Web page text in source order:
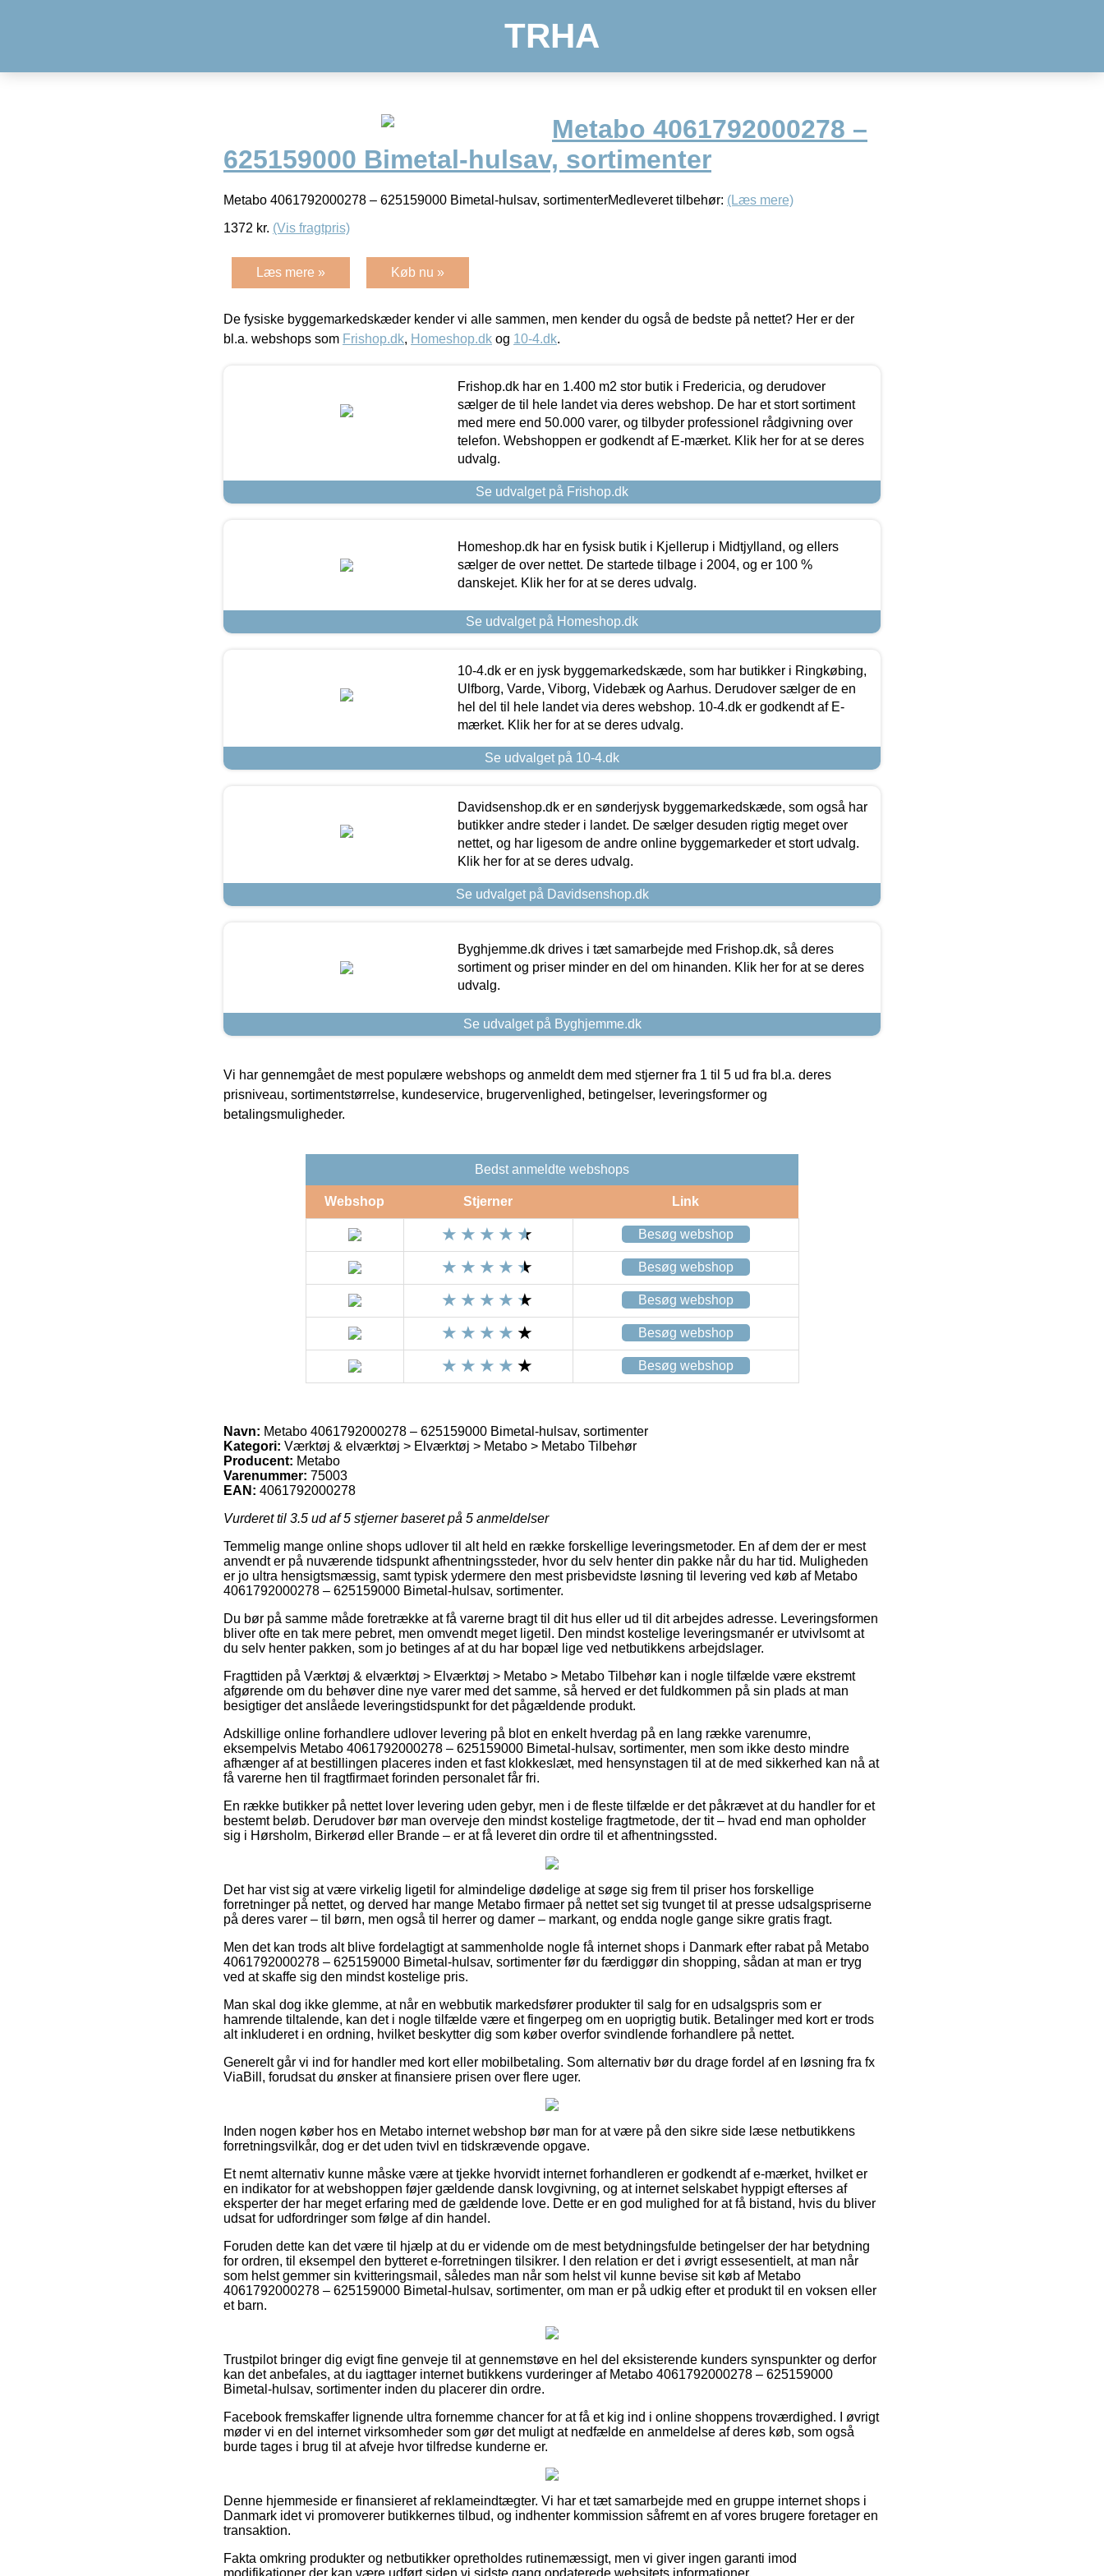
TRHA
Metabo 4061792000278 –
625159000 Bimetal-hulsav, sortimenter
Metabo 4061792000278 – 625159000 Bimetal-hulsav, sortimenterMedleveret tilbehør: (Læs mere)
1372 kr. (Vis fragtpris)
Læs mere » Køb nu »
De fysiske byggemarkedskæder kender vi alle sammen, men kender du også de bedste på nettet? Her er der
bl.a. webshops som Frishop.dk, Homeshop.dk og 10-4.dk.
Frishop.dk har en 1.400 m2 stor butik i Fredericia, og derudover
sælger de til hele landet via deres webshop. De har et stort sortiment
med mere end 50.000 varer, og tilbyder professionel rådgivning over
telefon. Webshoppen er godkendt af E-mærket. Klik her for at se deres
udvalg.
Se udvalget på Frishop.dk
Homeshop.dk har en fysisk butik i Kjellerup i Midtjylland, og ellers
sælger de over nettet. De startede tilbage i 2004, og er 100 %
danskejet. Klik her for at se deres udvalg.
Se udvalget på Homeshop.dk
10-4.dk er en jysk byggemarkedskæde, som har butikker i Ringkøbing,
Ulfborg, Varde, Viborg, Videbæk og Aarhus. Derudover sælger de en
hel del til hele landet via deres webshop. 10-4.dk er godkendt af E-
mærket. Klik her for at se deres udvalg.
Se udvalget på 10-4.dk
Davidsenshop.dk er en sønderjysk byggemarkedskæde, som også har
butikker andre steder i landet. De sælger desuden rigtig meget over
nettet, og har ligesom de andre online byggemarkeder et stort udvalg.
Klik her for at se deres udvalg.
Se udvalget på Davidsenshop.dk
Byghjemme.dk drives i tæt samarbejde med Frishop.dk, så deres
sortiment og priser minder en del om hinanden. Klik her for at se deres
udvalg.
Se udvalget på Byghjemme.dk
Vi har gennemgået de mest populære webshops og anmeldt dem med stjerner fra 1 til 5 ud fra bl.a. deres
prisniveau, sortimentstørrelse, kundeservice, brugervenlighed, betingelser, leveringsformer og
betalingsmuligheder.
Bedst anmeldte webshops
Webshop Stjerner Link
Besøg webshop
Besøg webshop
Besøg webshop
Besøg webshop
Besøg webshop
Navn: Metabo 4061792000278 – 625159000 Bimetal-hulsav, sortimenter
Kategori: Værktøj & elværktøj > Elværktøj > Metabo > Metabo Tilbehør
Producent: Metabo
Varenummer: 75003
EAN: 4061792000278
Vurderet til 3.5 ud af 5 stjerner baseret på 5 anmeldelser
Temmelig mange online shops udlover til alt held en række forskellige leveringsmetoder. En af dem der er mest
anvendt er på nuværende tidspunkt afhentningssteder, hvor du selv henter din pakke når du har tid. Muligheden
er jo ultra hensigtsmæssig, samt typisk ydermere den mest prisbevidste løsning til levering ved køb af Metabo
4061792000278 – 625159000 Bimetal-hulsav, sortimenter.
Du bør på samme måde foretrække at få varerne bragt til dit hus eller ud til dit arbejdes adresse. Leveringsformen
bliver ofte en tak mere pebret, men omvendt meget ligetil. Den mindst kostelige leveringsmanér er utvivlsomt at
du selv henter pakken, som jo betinges af at du har bopæl lige ved netbutikkens arbejdslager.
Fragttiden på Værktøj & elværktøj > Elværktøj > Metabo > Metabo Tilbehør kan i nogle tilfælde være ekstremt
afgørende om du behøver dine nye varer med det samme, så herved er det fuldkommen på sin plads at man
besigtiger det anslåede leveringstidspunkt for det pågældende produkt.
Adskillige online forhandlere udlover levering på blot en enkelt hverdag på en lang række varenumre,
eksempelvis Metabo 4061792000278 – 625159000 Bimetal-hulsav, sortimenter, men som ikke desto mindre
afhænger af at bestillingen placeres inden et fast klokkeslæt, med hensynstagen til at de med sikkerhed kan nå at
få varerne hen til fragtfirmaet forinden personalet får fri.
En række butikker på nettet lover levering uden gebyr, men i de fleste tilfælde er det påkrævet at du handler for et
bestemt beløb. Derudover bør man overveje den mindst kostelige fragtmetode, der tit – hvad end man opholder
sig i Hørsholm, Birkerød eller Brande – er at få leveret din ordre til et afhentningssted.
Det har vist sig at være virkelig ligetil for almindelige dødelige at søge sig frem til priser hos forskellige
forretninger på nettet, og derved har mange Metabo firmaer på nettet set sig tvunget til at presse udsalgspriserne
på deres varer – til børn, men også til herrer og damer – markant, og endda nogle gange sikre gratis fragt.
Men det kan trods alt blive fordelagtigt at sammenholde nogle få internet shops i Danmark efter rabat på Metabo
4061792000278 – 625159000 Bimetal-hulsav, sortimenter før du færdiggør din shopping, sådan at man er tryg
ved at skaffe sig den mindst kostelige pris.
Man skal dog ikke glemme, at når en webbutik markedsfører produkter til salg for en udsalgspris som er
hamrende tiltalende, kan det i nogle tilfælde være et fingerpeg om en uoprigtig butik. Betalinger med kort er trods
alt inkluderet i en ordning, hvilket beskytter dig som køber overfor svindlende forhandlere på nettet.
Generelt går vi ind for handler med kort eller mobilbetaling. Som alternativ bør du drage fordel af en løsning fra fx
ViaBill, forudsat du ønsker at finansiere prisen over flere uger.
Inden nogen køber hos en Metabo internet webshop bør man for at være på den sikre side læse netbutikkens
forretningsvilkår, dog er det uden tvivl en tidskrævende opgave.
Et nemt alternativ kunne måske være at tjekke hvorvidt internet forhandleren er godkendt af e-mærket, hvilket er
en indikator for at webshoppen føjer gældende dansk lovgivning, og at internet selskabet hyppigt efterses af
eksperter der har meget erfaring med de gældende love. Dette er en god mulighed for at få bistand, hvis du bliver
udsat for udfordringer som følge af din handel.
Foruden dette kan det være til hjælp at du er vidende om de mest betydningsfulde betingelser der har betydning
for ordren, til eksempel den bytteret e-forretningen tilsikrer. I den relation er det i øvrigt essesentielt, at man når
som helst gemmer sin kvitteringsmail, således man når som helst vil kunne bevise sit køb af Metabo
4061792000278 – 625159000 Bimetal-hulsav, sortimenter, om man er på udkig efter et produkt til en voksen eller
et barn.
Trustpilot bringer dig evigt fine genveje til at gennemstøve en hel del eksisterende kunders synspunkter og derfor
kan det anbefales, at du iagttager internet butikkens vurderinger af Metabo 4061792000278 – 625159000
Bimetal-hulsav, sortimenter inden du placerer din ordre.
Facebook fremskaffer lignende ultra fornemme chancer for at få et kig ind i online shoppens troværdighed. I øvrigt
møder vi en del internet virksomheder som gør det muligt at nedfælde en anmeldelse af deres køb, som også
burde tages i brug til at afveje hvor tilfredse kunderne er.
Denne hjemmeside er finansieret af reklameindtægter. Vi har et tæt samarbejde med en gruppe internet shops i
Danmark idet vi promoverer butikkernes tilbud, og indhenter kommission såfremt en af vores brugere foretager en
transaktion.
Fakta omkring produkter og netbutikker opretholdes rutinemæssigt, men vi giver ingen garanti imod
modifikationer der kan være udført siden vi sidste gang opdaterede websitets informationer.